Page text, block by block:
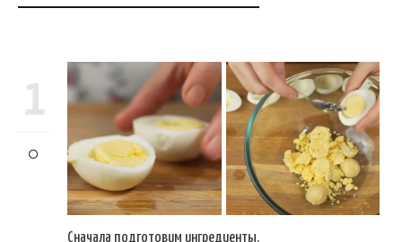
1
Сначала подготовим ингредиенты.